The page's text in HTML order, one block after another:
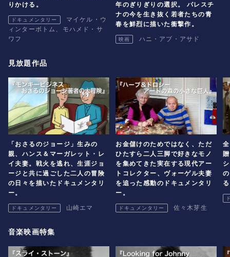
りかける。
ドキュメンタリー
マイケル・ウ
ィンターボトム、モハメド・サ
ワフ
年のぎりぎりの選択。 パレスチ
ナの今を生き抜く若者たちの青
春を鮮烈に描いた衝撃作。
映画 ハニ・アブ・アサド
見放題作品
「おさるのジョージ」生みの
親、ハンス＆マーガレット・レ
イ夫妻。戦火を逃れ、生涯ジョ
ージと共に過ごした二人の冒険
の日々を描いたドキュメンタリ
ー。
ドキュメンタリー 山崎エマ
お金儲けのためではなく、ただ
ひたすら二人三脚で好きなモノ
を集めてきた実在する現代アー
トコレクター、ヴォーゲル夫妻
を追った感動のドキュメンタリ
ー。
ドキュメンタリー 佐々木芽生
音楽映画特集